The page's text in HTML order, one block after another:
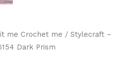
me Crochet me / Stylecraft –
Dark Prism